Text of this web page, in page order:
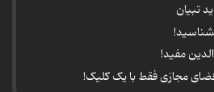
تبیان
مفید!
مجازی فقط با یک کلیک!